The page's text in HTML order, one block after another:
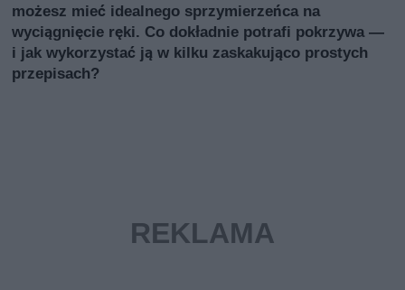
możesz mieć idealnego sprzymierzeńca na
wyciągnięcie ręki. Co dokładnie potrafi pokrzywa —
i jak wykorzystać ją w kilku zaskakująco prostych
przepisach?